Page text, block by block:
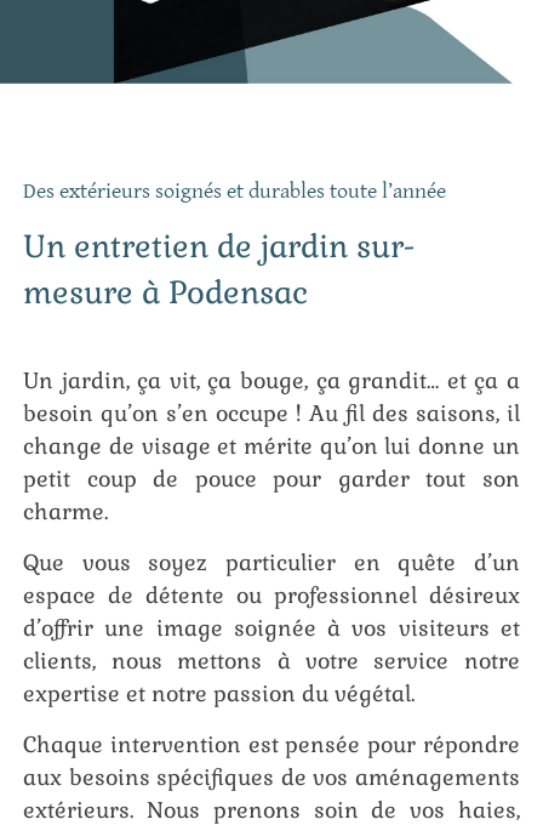
Des extérieurs soignés et durables toute l’année
Un entretien de jardin sur-
mesure à Podensac
Un jardin, ça vit, ça bouge, ça grandit… et ça a
besoin qu’on s’en occupe ! Au fil des saisons, il
change de visage et mérite qu’on lui donne un
petit coup de pouce pour garder tout son
charme.
Que vous soyez particulier en quête d’un
espace de détente ou professionnel désireux
d’offrir une image soignée à vos visiteurs et
clients, nous mettons à votre service notre
expertise et notre passion du végétal.
Chaque intervention est pensée pour répondre
aux besoins spécifiques de vos aménagements
extérieurs. Nous prenons soin de vos haies,